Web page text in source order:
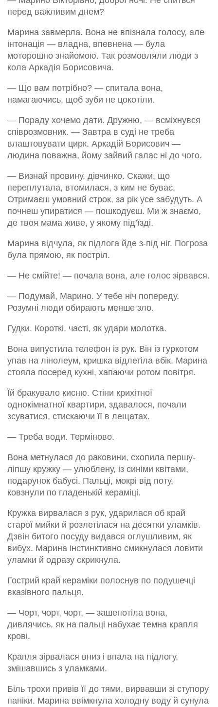
перед важливим днем?
Марина завмерла. Вона не впізнала голосу, але
інтонація — владна, впевнена — була
моторошно знайомою. Так розмовляли люди з
кола Аркадія Борисовича.
— Що вам потрібно? — спитала вона,
намагаючись, щоб зуби не цокотіли.
— Пораду хочемо дати. Дружню, — всміхнувся
співрозмовник. — Завтра в суді не треба
влаштовувати цирк. Аркадій Борисович —
людина поважна, йому зайвий галас ні до чого.
— Визнай провину, дівчинко. Скажи, що
переплутала, втомилася, з ким не буває.
Отримаєш умовний строк, за рік усе забудуть. А
почнеш упиратися — пошкодуєш. Ми ж знаємо,
де твоя мама живе, у якому під’їзді.
Марина відчула, як підлога йде з-під ніг. Погроза
була прямою, як постріл.
— Не смійте! — почала вона, але голос зірвався.
— Подумай, Марино. У тебе ніч попереду.
Розумні люди обирають менше зло.
Гудки. Короткі, часті, як удари молотка.
Вона випустила телефон із рук. Він із гуркотом
упав на лінолеум, кришка відлетіла вбік. Марина
стояла посеред кухні, хапаючи ротом повітря.
Їй бракувало кисню. Стіни крихітної
однокімнатної квартири, здавалося, почали
зсуватися, стискаючи її в лещатах.
— Треба води. Терміново.
Вона метнулася до раковини, схопила першу-
ліпшу кружку — улюблену, із синіми квітами,
подарунок бабусі. Пальці, мокрі від поту,
ковзнули по гладенькій кераміці.
Кружка вирвалася з рук, ударилася об край
старої мийки й розлетілася на десятки уламків.
Дзвін битого посуду видався оглушливим, як
вибух. Марина інстинктивно смикнулася ловити
уламки й одразу скрикнула.
Гострий край кераміки полоснув по подушечці
вказівного пальця.
— Чорт, чорт, чорт, — зашепотіла вона,
дивлячись, як на пальці набухає темна крапля
крові.
Крапля зірвалася вниз і впала на підлогу,
змішавшись з уламками.
Біль трохи привів її до тями, вирвавши зі ступору
паніки. Марина ввімкнула холодну воду й сунула